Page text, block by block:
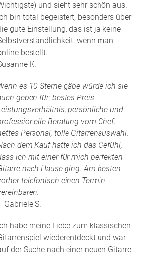
und sieht sehr schön aus.
bin total begeistert, besonders über
gute Einstellung, das ist ja keine
wenn man
bestellt.
K.
es 10 Sterne gäbe würde ich sie
geben für: bestes Preis-
persönliche und
Beratung vom Chef,
Personal, tolle Gitarrenauswahl.
dem Kauf hatte ich das Gefühl,
ich mit einer für mich perfekten
nach Hause ging. Am besten
telefonisch einen Termin
Gabriele S.
habe meine Liebe zum klassischen
wiederentdeckt und war
der Suche nach einer neuen Gitarre,